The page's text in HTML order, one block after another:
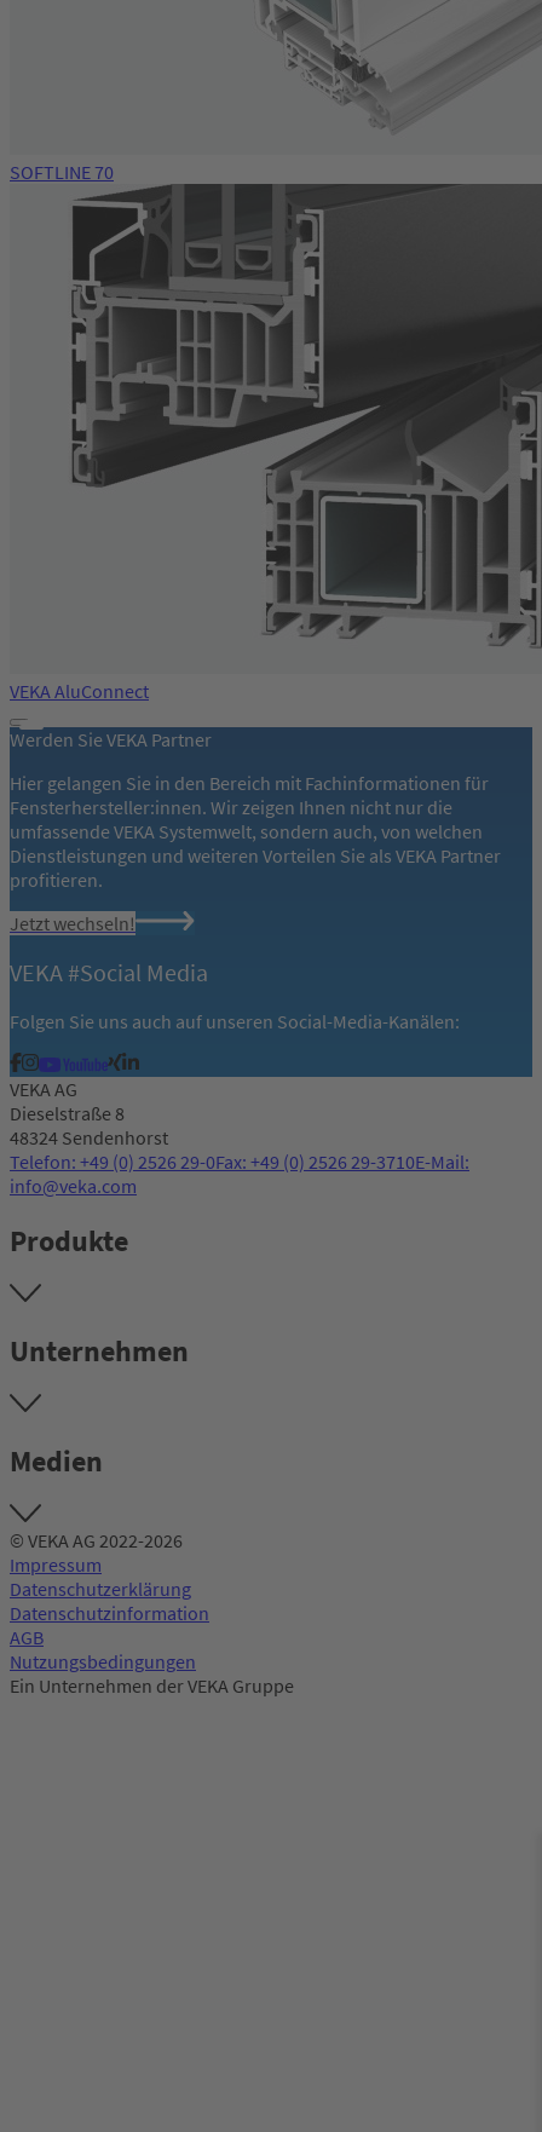
SOFTLINE 70
VEKA AluConnect
Werden Sie VEKA Partner
Hier gelangen Sie in den Bereich mit Fachinformationen für
Fensterhersteller:innen. Wir zeigen Ihnen nicht nur die
umfassende VEKA Systemwelt, sondern auch, von welchen
Dienstleistungen und weiteren Vorteilen Sie als VEKA Partner
profitieren.
Jetzt wechseln!
VEKA #Social Media
Folgen Sie uns auch auf unseren Social-Media-Kanälen:
VEKA AG
Dieselstraße 8
48324 Sendenhorst
Telefon: +49 (0) 2526 29-0Fax: +49 (0) 2526 29-3710E-Mail:
info@veka.com
Produkte
Unternehmen
Medien
© VEKA AG 2022-2026
Impressum
Datenschutzerklärung
Datenschutzinformation
AGB
Nutzungsbedingungen
Ein Unternehmen der VEKA Gruppe